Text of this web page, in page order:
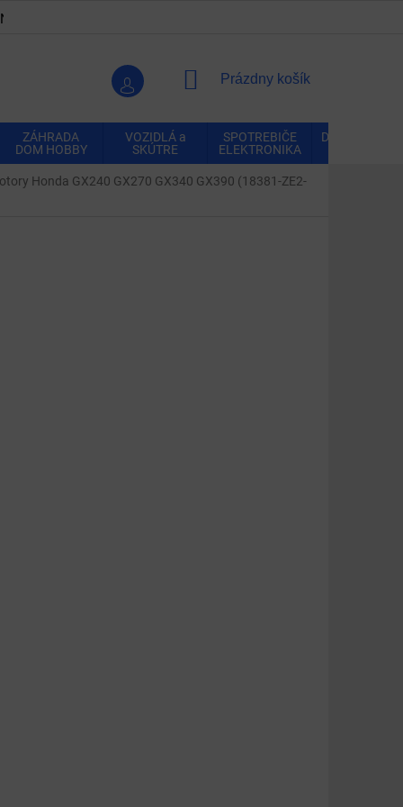
NÁKUPNÝ
Prázdny košík
ZÁHRADA
DOM HOBBY
VOZIDLÁ a
SKÚTRE
SPOTREBIČE
ELEKTRONIKA
DOMÁCNOSŤ
Honda GX240 GX270 GX340 GX390 (18381-ZE2-